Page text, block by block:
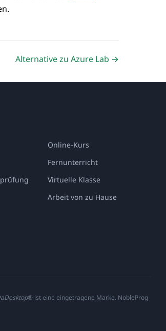
Alternative zu Azure Lab →
Online-Kurs
Fernunterricht
Virtuelle Klasse
Arbeit von zu Hause
® ist eine eingetragene Marke. NobleProg